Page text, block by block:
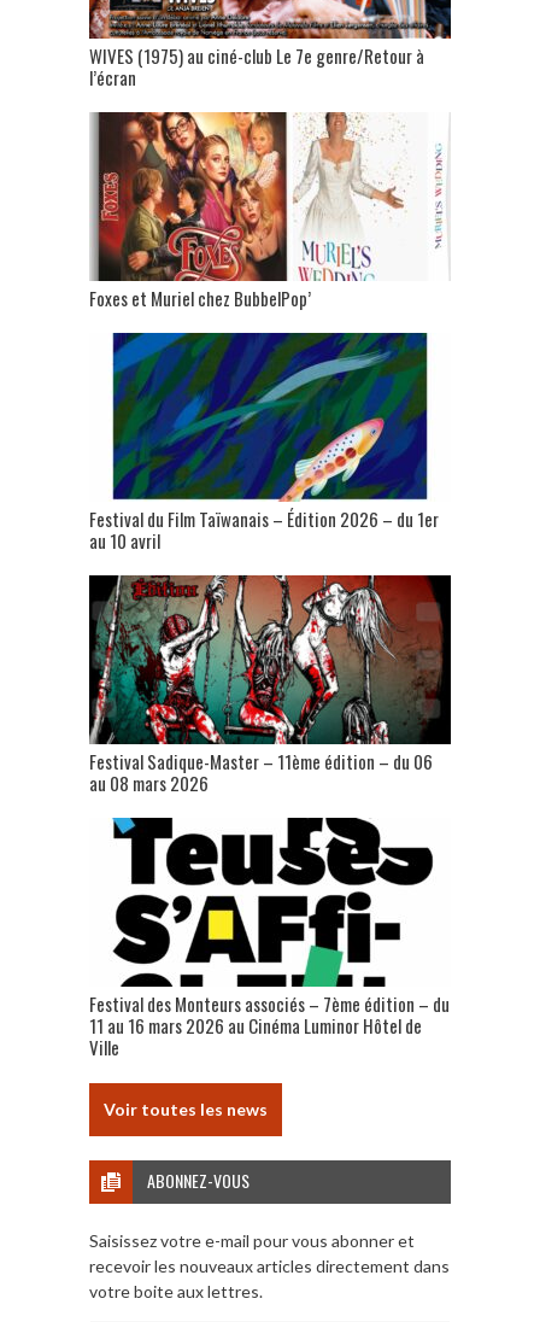
WIVES (1975) au ciné-club Le 7e genre/Retour à
l’écran
Foxes et Muriel chez BubbelPop’
Festival du Film Taïwanais – Édition 2026 – du 1er
au 10 avril
Festival Sadique-Master – 11ème édition – du 06
au 08 mars 2026
Festival des Monteurs associés – 7ème édition – du
11 au 16 mars 2026 au Cinéma Luminor Hôtel de
Ville
Voir toutes les news
ABONNEZ-VOUS
Saisissez votre e-mail pour vous abonner et
recevoir les nouveaux articles directement dans
votre boite aux lettres.